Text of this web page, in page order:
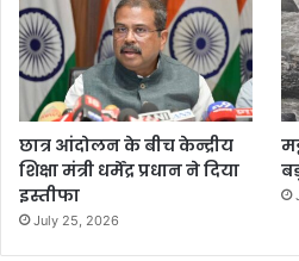
छात्र आंदोलन के बीच केन्द्रीय
शिक्षा मंत्री धर्मेंद्र प्रधान ने दिया
इस्तीफा
July 25, 2026